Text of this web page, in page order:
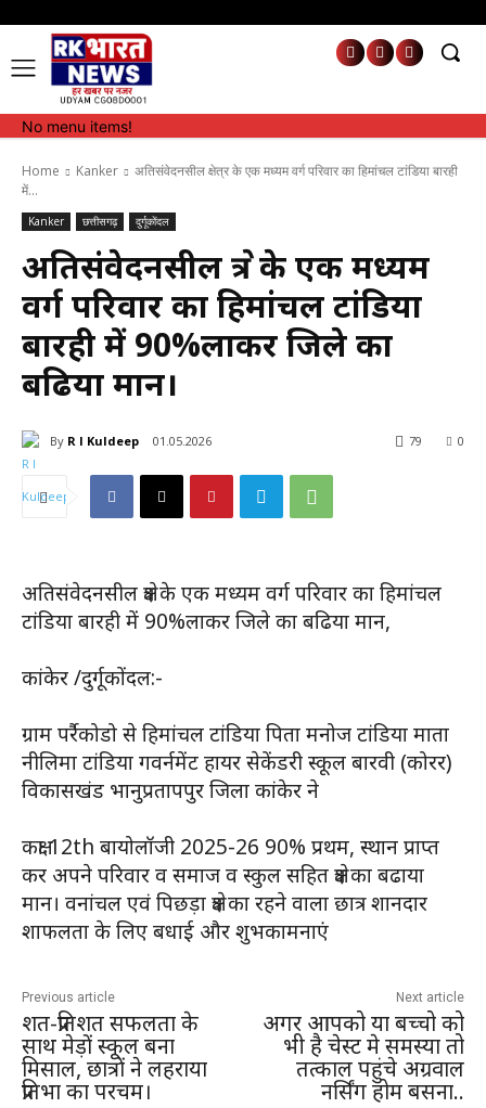
No menu items!
Home Kanker
अतिसंवेदनसील क्षेत्र के एक मध्यम वर्ग परिवार का हिमांचल टांडिया बारही
में...
Kanker छत्तीसगढ़ दुर्गूकोंदल
अतिसंवेदनसील क्षेत्र के एक मध्यम
वर्ग परिवार का हिमांचल टांडिया
बारही में 90%लाकर जिले का
बढिया मान।
By R l Kuldeep 01.05.2026 0
79
अतिसंवेदनसील क्षेत्र के एक मध्यम वर्ग परिवार का हिमांचल
टांडिया बारही में 90%लाकर जिले का बढिया मान,
कांकेर /दुर्गूकोंदल:-
ग्राम पर्रैकोडो से हिमांचल टांडिया पिता मनोज टांडिया माता
नीलिमा टांडिया गवर्नमेंट हायर सेकेंडरी स्कूल बारवी (कोरर)
विकासखंड भानुप्रतापपुर जिला कांकेर ने
कक्षा 12th बायोलॉजी 2025-26 90% प्रथम, स्थान प्राप्त
कर अपने परिवार व समाज व स्कुल सहित क्षेत्र का बढाया
मान। वनांचल एवं पिछड़ा क्षेत्र का रहने वाला छात्र शानदार
शाफलता के लिए बधाई और शुभकामनाएं
Previous article
शत-प्रतिशत सफलता के
साथ मेड़ों स्कूल बना
मिसाल, छात्रों ने लहराया
प्रतिभा का परचम।
Next article
अगर आपको या बच्चो को
भी है चेस्ट मे समस्या तो
तत्काल पहुंचे अग्रवाल
नर्सिंग होम बसना..